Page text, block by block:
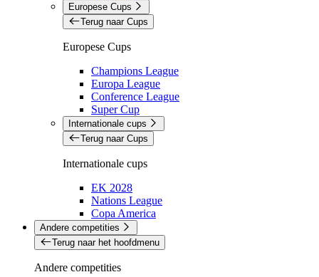
Europese Cups
Terug naar Cups
Europese Cups
Champions League
Europa League
Conference League
Super Cup
Internationale cups
Terug naar Cups
Internationale cups
EK 2028
Nations League
Copa America
Andere competities
Terug naar het hoofdmenu
Andere competities